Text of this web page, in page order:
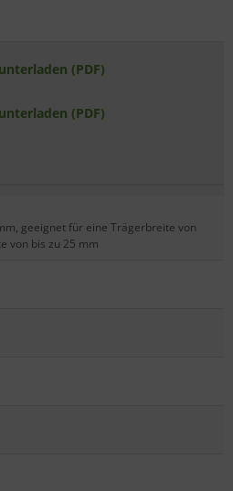
(PDF)
(PDF)
geeignet für eine Trägerbreite von
von bis zu 25 mm